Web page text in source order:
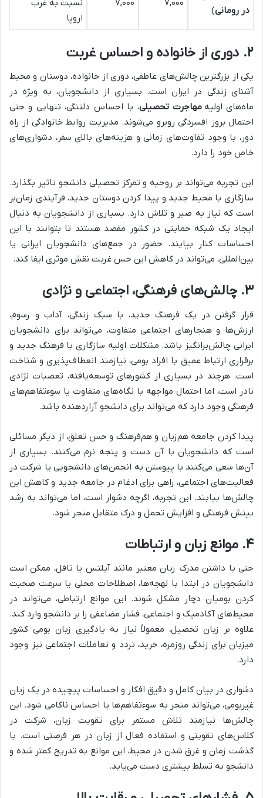
در رومانی)
۷,۰۰۰ ۷,۰۰۰
نسبت به غرب
اروپا
۲. دوری از خانواده و احساس غربت
یکی از بزرگترین چالش‌های عاطفی، دوری از خانواده، دوستان و محیط
آشنای زندگی در ایران است. بسیاری از دانشجویان، به ویژه در
ماه‌های اولیه مهاجرت تحصیلی، با احساس دلتنگی، تنهایی و حتی
احتمال بروز افسردگی روبرو می‌شوند. مدیریت روابط خانوادگی از راه
دور، با وجود تفاوت‌های زمانی و هزینه‌های بالای سفر، دشواری‌های
خاص خود را دارد.
این تجربه می‌تواند بر روحیه و تمرکز تحصیلی دانشجو تاثیر بگذارد.
سازگاری با محیط جدید و پیدا کردن دوستان جدید، فرآیندی زمان‌بر
است که نیاز به صبر و تلاش دارد. بسیاری از دانشجویان به دنبال
ایجاد یک شبکه حمایتی در کشور مقصد هستند تا بتوانند با این
احساسات کنار بیایند. حضور در جمع‌های دانشجویان ایرانی یا
بین‌المللی، می‌تواند در کاهش این حس غربت نقش موثری ایفا کند.
۳. چالش‌های فرهنگی، اجتماعی و نژادی
قرار گرفتن در یک فرهنگ جدید، با سبک زندگی، آداب و رسوم،
ارزش‌ها و هنجارهای اجتماعی متفاوت، می‌تواند برای دانشجویان
ایرانی چالش‌برانگیز باشد. مشکلات اولیه سازگاری با فرهنگ جدید و
برقراری ارتباط عمیق با افراد بومی، نیازمند انعطاف‌پذیری و شناخت
است. هرچند در بسیاری از کشورهای توسعه‌یافته، تعصبات نژادی
نادر است، اما احتمال مواجهه با نگاه‌های متفاوت یا سوءتفاهم‌های
فرهنگی وجود دارد که می‌تواند برای دانشجو آزاردهنده باشد.
پیدا کردن جامعه هم‌زبان و هم‌فرهنگ و حس تعلق، از دیگر مسائلی
است که دانشجویان با آن دست و پنجه نرم می‌کنند. بسیاری از
آن‌ها سعی می‌کنند با پیوستن به انجمن‌های دانشجویی یا شرکت در
فعالیت‌های اجتماعی، راهی برای ادغام در جامعه جدید و کاهش این
چالش‌ها بیابند. این تجربه، اگرچه دشوار است، اما می‌تواند به رشد
بینش فرهنگی و افزایش تحمل و درک متقابل منجر شود.
۴. موانع زبان و ارتباطات
حتی با داشتن مدرک زبان معتبر مانند آیلتس یا تافل، ممکن است
دانشجویان در ابتدا با لهجه‌ها، اصطلاحات محلی یا سرعت صحبت
کردن بومیان دچار مشکل شوند. این موانع ارتباطی، می‌تواند در
محیط‌های آکادمیک و اجتماعی، فشار مضاعفی را بر دانشجو وارد کند.
علاوه بر زبان تحصیل، معمولاً نیاز به یادگیری زبان بومی کشور
میزبان برای زندگی روزمره، خرید، تردد و تعاملات اجتماعی نیز وجود
دارد.
دشواری در بیان کامل و دقیق افکار و احساسات پیچیده در یک زبان
غیربومی، می‌تواند منجر به سوءتفاهم‌ها یا احساس ناکامی شود. این
چالش‌ها نیازمند تلاش مستمر برای تقویت زبان، شرکت در
کلاس‌های تقویتی و استفاده فعال از زبان در هر فرصتی است. با
گذشت زمان و غرق شدن در محیط، این موانع به تدریج کمتر شده و
دانشجو به تسلط بیشتری دست می‌یابد.